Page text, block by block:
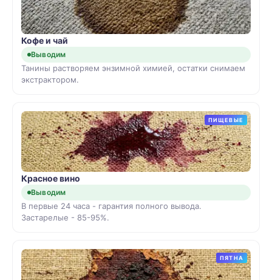
Кофе и чай
Выводим
Танины растворяем энзимной химией, остатки снимаем
экстрактором.
ПИЩЕВЫЕ
Красное вино
Выводим
В первые 24 часа - гарантия полного вывода.
Застарелые - 85-95%.
ПЯТНА